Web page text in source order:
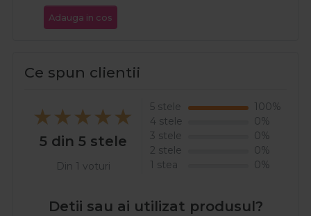
Adauga in cos
Ce spun clientii
5 din 5 stele
Din 1 voturi
5 stele
100%
4 stele
0%
3 stele
0%
2 stele
0%
1 stea
0%
Detii sau ai utilizat produsul?